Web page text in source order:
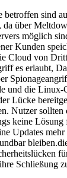
betroffen sind
da über
möglich
Kunden
Cloud von
es erlaubt,
und die Linux-
Lücke
Nutzer sollten
keine Lösung
Updates
Schließung